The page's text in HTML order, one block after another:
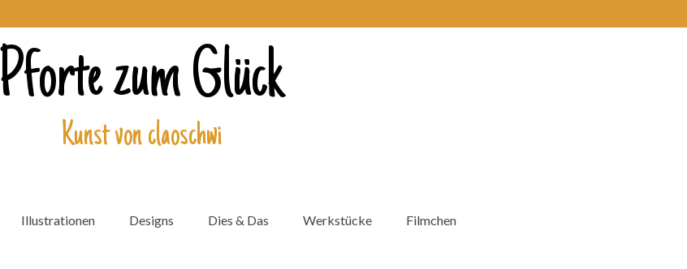
Pforte zum Glück
Kunst von claoschwi
Illustrationen Designs Dies & Das Werkstücke Filmchen